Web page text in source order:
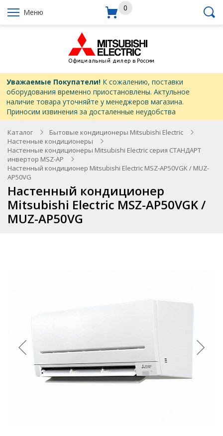
Меню 0
Уважаемые Покупатели!К сожалению, поставки
оборудования временно приостановлены. Актульное
наличие товара уточняйте у менеджеров магазина.
Приносим извинения за досталенные неудобства
Каталог
Бытовые кондиционеры Mitsubishi Electric
Настенные кондиционеры
Настенные кондиционеры Mitsubishi Electric серия СТАНДАРТ
инвертор MSZ-AP
Настенный кондиционер Mitsubishi Electric MSZ-AP50VGK / MUZ-
AP50VG
Настенный кондиционер
Mitsubishi Electric MSZ-AP50VGK /
MUZ-AP50VG